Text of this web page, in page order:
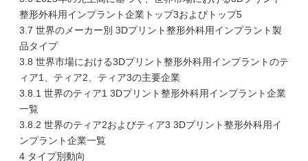
整形外科用インプラント企業トップ3およびトップ5
3.7 世界のメーカー別 3Dプリント整形外科用インプラント製
品タイプ
3.8 世界市場における3Dプリント整形外科用インプラントのテ
ィア1、ティア2、ティア3の主要企業
3.8.1 世界のティア1 3Dプリント整形外科用インプラント企業
一覧
3.8.2 世界のティア2およびティア3 3Dプリント整形外科用イ
ンプラント企業一覧
4 タイプ別動向